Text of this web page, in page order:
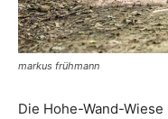
markus frühmann
Die Hohe-Wand-